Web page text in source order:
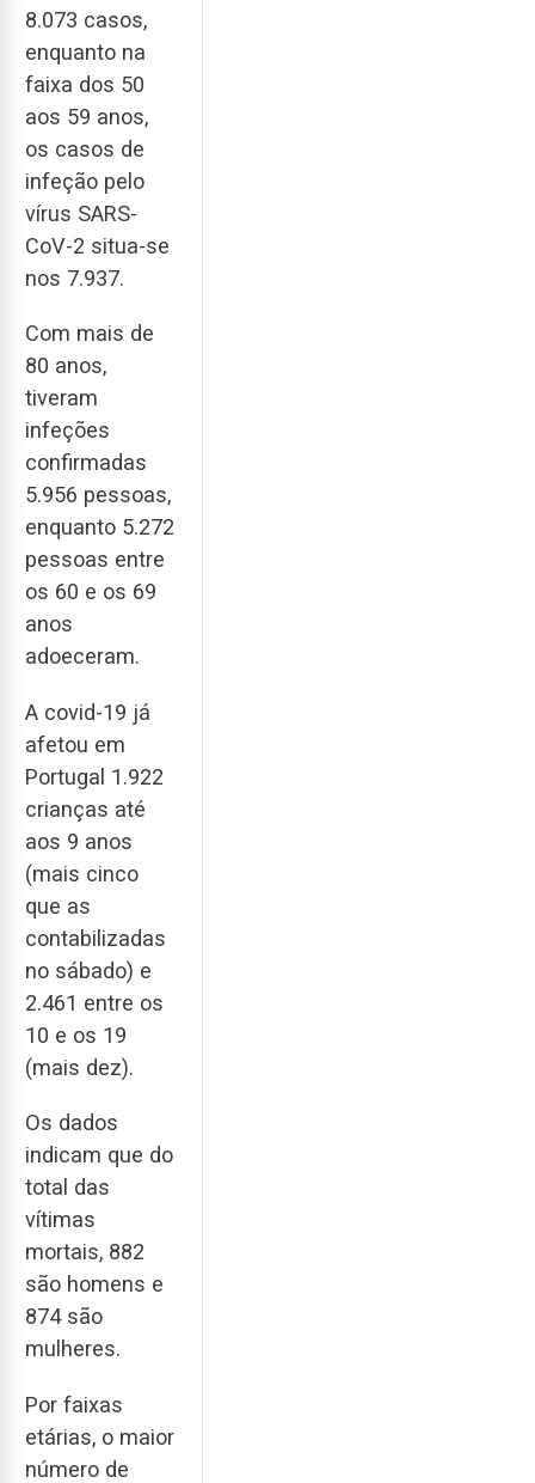
8.073 casos,
enquanto na
faixa dos 50
aos 59 anos,
os casos de
infeção pelo
vírus SARS-
CoV-2 situa-se
nos 7.937.
Com mais de
80 anos,
tiveram
infeções
confirmadas
5.956 pessoas,
enquanto 5.272
pessoas entre
os 60 e os 69
anos
adoeceram.
A covid-19 já
afetou em
Portugal 1.922
crianças até
aos 9 anos
(mais cinco
que as
contabilizadas
no sábado) e
2.461 entre os
10 e os 19
(mais dez).
Os dados
indicam que do
total das
vítimas
mortais, 882
são homens e
874 são
mulheres.
Por faixas
etárias, o maior
número de